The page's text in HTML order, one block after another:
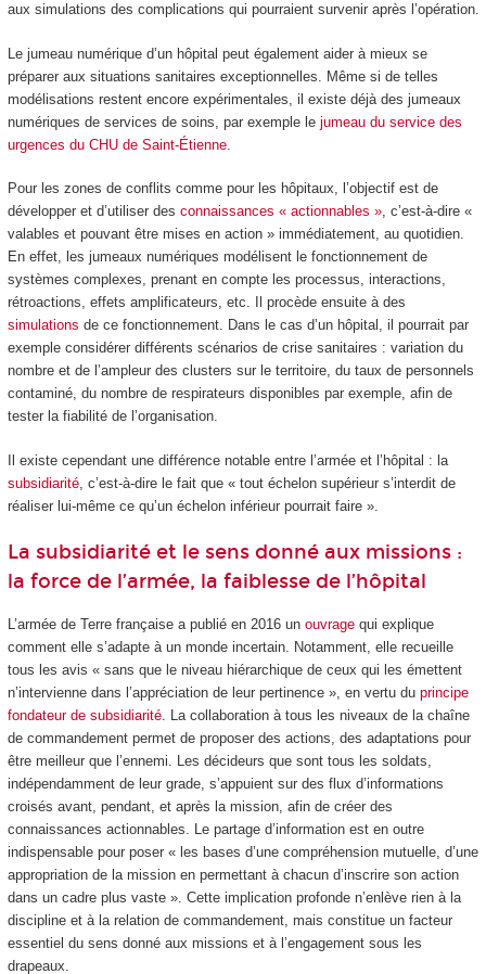
aux simulations des complications qui pourraient survenir après l’opération.
Le jumeau numérique d’un hôpital peut également aider à mieux se
préparer aux situations sanitaires exceptionnelles. Même si de telles
modélisations restent encore expérimentales, il existe déjà des jumeaux
numériques de services de soins, par exemple le jumeau du service des
urgences du CHU de Saint-Étienne.
Pour les zones de conflits comme pour les hôpitaux, l’objectif est de
développer et d’utiliser des connaissances « actionnables », c’est-à-dire «
valables et pouvant être mises en action » immédiatement, au quotidien.
En effet, les jumeaux numériques modélisent le fonctionnement de
systèmes complexes, prenant en compte les processus, interactions,
rétroactions, effets amplificateurs, etc. Il procède ensuite à des
simulations de ce fonctionnement. Dans le cas d’un hôpital, il pourrait par
exemple considérer différents scénarios de crise sanitaires : variation du
nombre et de l’ampleur des clusters sur le territoire, du taux de personnels
contaminé, du nombre de respirateurs disponibles par exemple, afin de
tester la fiabilité de l’organisation.
Il existe cependant une différence notable entre l’armée et l’hôpital : la
subsidiarité, c’est-à-dire le fait que « tout échelon supérieur s’interdit de
réaliser lui-même ce qu’un échelon inférieur pourrait faire ».
La subsidiarité et le sens donné aux missions :
la force de l’armée, la faiblesse de l’hôpital
L’armée de Terre française a publié en 2016 un ouvragequi explique
comment elle s’adapte à un monde incertain. Notamment, elle recueille
tous les avis « sans que le niveau hiérarchique de ceux qui les émettent
n’intervienne dans l’appréciation de leur pertinence », en vertu du principe
fondateur de subsidiarité. La collaboration à tous les niveaux de la chaîne
de commandement permet de proposer des actions, des adaptations pour
être meilleur que l’ennemi. Les décideurs que sont tous les soldats,
indépendamment de leur grade, s’appuient sur des flux d’informations
croisés avant, pendant, et après la mission, afin de créer des
connaissances actionnables. Le partage d’information est en outre
indispensable pour poser « les bases d’une compréhension mutuelle, d’une
appropriation de la mission en permettant à chacun d’inscrire son action
dans un cadre plus vaste ». Cette implication profonde n’enlève rien à la
discipline et à la relation de commandement, mais constitue un facteur
essentiel du sens donné aux missions et à l’engagement sous les
drapeaux.